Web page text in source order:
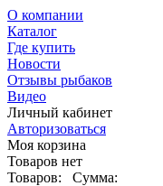
О компании
Каталог
Где купить
Новости
Отзывы рыбаков
Видео
Личный кабинет
Авторизоваться
Моя корзина
Товаров нет
Товаров:
Сумма: